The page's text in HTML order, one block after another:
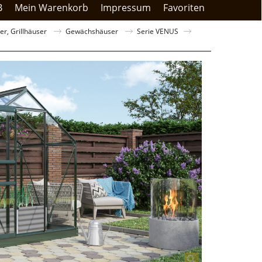
Mein Warenkorb Impressum Favoriten
Grillhäuser Gewächshäuser Serie VENUS